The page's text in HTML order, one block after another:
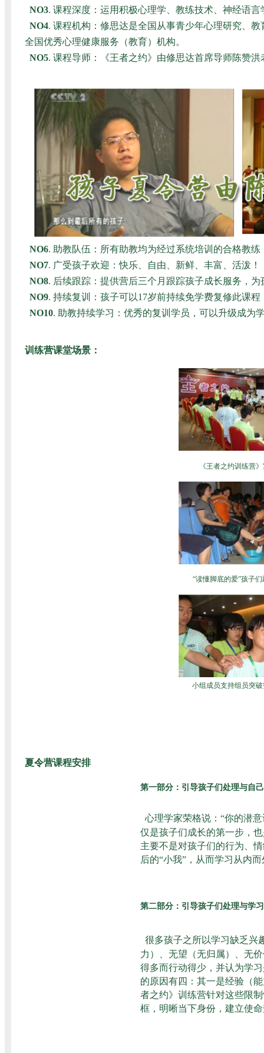
NO3. 课程深度：运用积极心理学、教练技术、神经语
NO4. 课程机构：修思达是全国从事青少年心理研究、
全国优秀心理健康服务（教育）机构。
NO5. 课程导师：《王者之约》由修思达首席导师陈赞
NO6. 助教队伍：所有助教均为经过系统培训的合格教
NO7. 广受孩子欢迎：快乐、自由、新鲜、丰富、活泼！
NO8. 后续跟踪：提供营后三个月跟踪孩子成长服务，为
NO9. 持续复训：孩子可以17岁前持续免学费复修此课程
NO10. 助教持续学习：优秀的复训学员，可以升级成为
训练营课堂场景：
《王者之约训练营
“读懂脚底的爱”孩子
小组成员支持组员突
夏令营课程安排
第一部分： 引导孩子们处理与自
心理学家荣格说：“你的潜
仅是孩子们成长的第一步，
主要不是对孩子们的行为、
后的“小我”，从而学习从内
第二部分：引导孩子们处理与学
很多孩子之所以学习缺乏兴
力）、无望（无归属）、无
得多而行动得少，并认为学
的原因有四：其一是经验（
者之约》训练营针对这些限
框，明晰当下身份，建立使